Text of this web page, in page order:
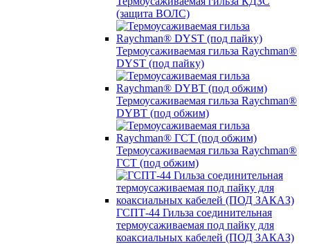
(защита ВОЛС)
Термоусаживаемая гильза Raychman®
DYST (под пайку)
Термоусаживаемая гильза Raychman®
DYBT (под обжим)
Термоусаживаемая гильза Raychman®
ГСТ (под обжим)
ГСПТ-44 Гильза соединительная
термоусаживаемая под пайку для
коаксиальных кабелей (ПОД ЗАКАЗ)